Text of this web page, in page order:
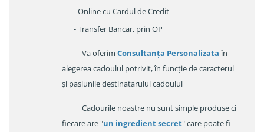
- Online cu Cardul de Credit
- Transfer Bancar, prin OP
Va oferim Consultanța Personalizataîn
alegerea cadoulul potrivit, în funcție de caracterul
și pasiunile destinatarului cadoului
Cadourile noastre nu sunt simple produse ci
fiecare are "un ingredient secret" care poate fi